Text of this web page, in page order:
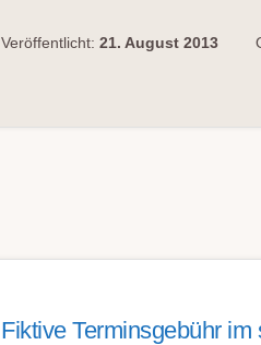
Veröffentlicht: 21. August 2013
Fiktive Terminsgebühr